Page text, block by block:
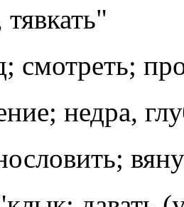
тявкать"
смотреть;
недра,